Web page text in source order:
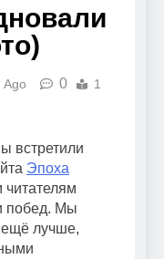
Ago 0
1
встретили
Эпоха
побед. Мы
ещё лучше,